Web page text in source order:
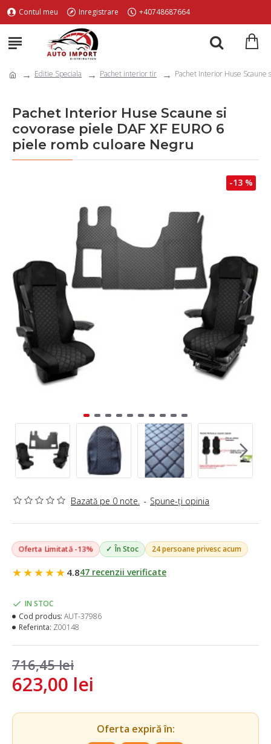
Contul meu Inregistrare +40748687664
Editie Speciala Pachet interior tir Pachet Interior Huse Scaune
Pachet Interior Huse Scaune si
covorase piele DAF XF EURO 6
piele romb culoare Negru
-13 %
Bazată pe 0 note. - Spune-ţi opinia
Oferta Limitată -13% În Stoc 24 persoane privesc acum
★★★★★ 4.847 recenzii verificate
623,00 lei
716,45 lei
IN STOC
Cod produs: AUT-37986
Referinta: Z00148
Oferta expiră în: